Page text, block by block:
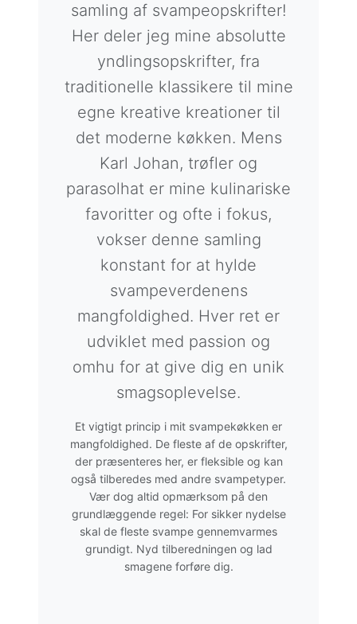
samling af svampeopskrifter!
Her deler jeg mine absolutte
yndlingsopskrifter, fra
traditionelle klassikere til mine
egne kreative kreationer til
det moderne køkken. Mens
Karl Johan, trøfler og
parasolhat er mine kulinariske
favoritter og ofte i fokus,
vokser denne samling
konstant for at hylde
svampeverdenens
mangfoldighed. Hver ret er
udviklet med passion og
omhu for at give dig en unik
smagsoplevelse.
Et vigtigt princip i mit svampekøkken er
mangfoldighed. De fleste af de opskrifter,
der præsenteres her, er fleksible og kan
også tilberedes med andre svampetyper.
Vær dog altid opmærksom på den
grundlæggende regel: For sikker nydelse
skal de fleste svampe gennemvarmes
grundigt. Nyd tilberedningen og lad
smagene forføre dig.